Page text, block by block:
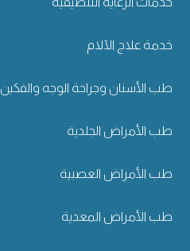
خدمة علاج الآلام
طب الأسنان وجراحة الوجه والفكين
طب الأمراض الجلدية
طب الأمراض العصبية
طب الأمراض المعدية